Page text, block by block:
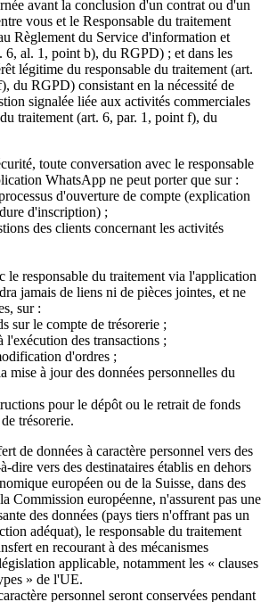
avant la conclusion d'un contrat ou d'un
vous et le Responsable du traitement
Règlement du Service d'information et
6, al. 1, point b), du RGPD) ; et dans les
légitime du responsable du traitement (art.
du RGPD) consistant en la nécessité de
signalée liée aux activités commerciales
traitement (art. 6, par. 1, point f), du
toute conversation avec le responsable
WhatsApp ne peut porter que sur :
d'ouverture de compte (explication
d'inscription) ;
des clients concernant les activités
le responsable du traitement via l'application
jamais de liens ni de pièces jointes, et ne
sur :
sur le compte de trésorerie ;
l'exécution des transactions ;
d'ordres ;
mise à jour des données personnelles du
pour le dépôt ou le retrait de fonds
trésorerie.
de données à caractère personnel vers des
dire vers des destinataires établis en dehors
européen ou de la Suisse, dans des
Commission européenne, n'assurent pas une
des données (pays tiers n'offrant pas un
adéquat), le responsable du traitement
en recourant à des mécanismes
applicable, notamment les « clauses
» de l'UE.
personnel seront conservées pendant